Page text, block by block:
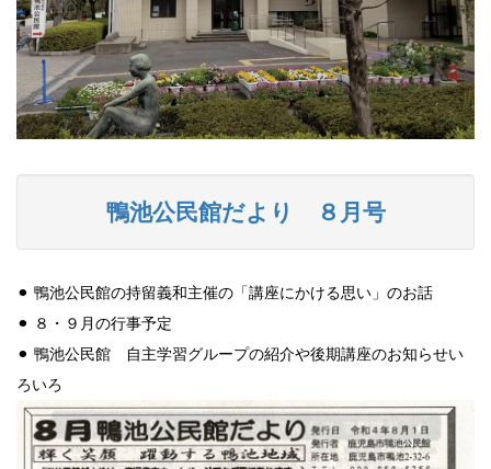
鴨池公民館だより ８月号
⚫︎ 鴨池公民館の持留義和主催の「講座にかける思い」のお話
⚫︎ ８・９月の行事予定
⚫︎ 鴨池公民館 自主学習グループの紹介や後期講座のお知らせい
ろいろ